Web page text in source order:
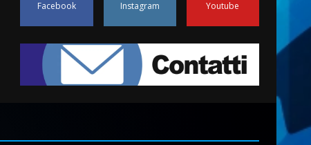
appuntamento con “Fasano in
Banda”
7 Agosto 2026 06:05
Facebook Instagram Youtube